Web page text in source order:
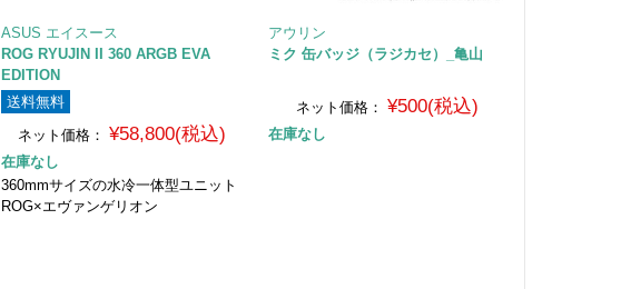
ASUS エイスース
ROG RYUJIN II 360 ARGB EVA
EDITION
送料無料
ネット価格： ¥58,800(税込)
在庫なし
360mmサイズの水冷一体型ユニット
ROG×エヴァンゲリオン
アウリン
ミク 缶バッジ（ラジカセ）_亀山
ネット価格： ¥500(税込)
在庫なし